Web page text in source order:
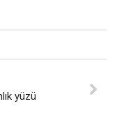
yüzü